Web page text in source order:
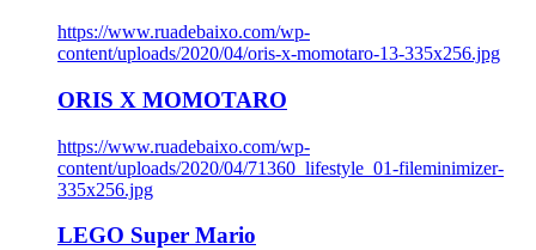
https://www.ruadebaixo.com/wp-
content/uploads/2020/04/oris-x-momotaro-13-335x256.jpg
ORIS X MOMOTARO
https://www.ruadebaixo.com/wp-
content/uploads/2020/04/71360_lifestyle_01-fileminimizer-
335x256.jpg
LEGO Super Mario